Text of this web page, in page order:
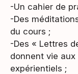
-Un cahier de
-Des
du cours ;
-Des « Lettres
donnent vie
expérientiels ;